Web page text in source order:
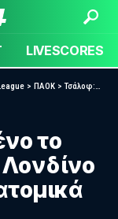
LIVESCORES
> ΠΑΟΚ >Τσάλοφ: «Επιτυχημένο το χειρουργείο μου στο Λονδίνο – Θα προετοιμαστώ ατομικά για τη σεζόν»
το
Λονδίνο